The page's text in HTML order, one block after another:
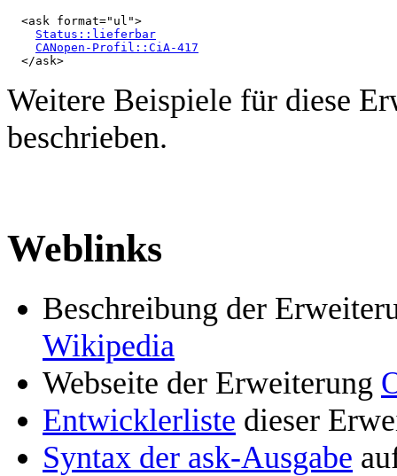
  <ask format="ul">
Status::lieferbar
CANopen-Profil::CiA-417
Weitere Beispiele für diese
beschrieben.
Weblinks
Beschreibung der
Wikipedia
Webseite der Erweiterung
Entwicklerliste dieser
Syntax der ask-Ausgabe